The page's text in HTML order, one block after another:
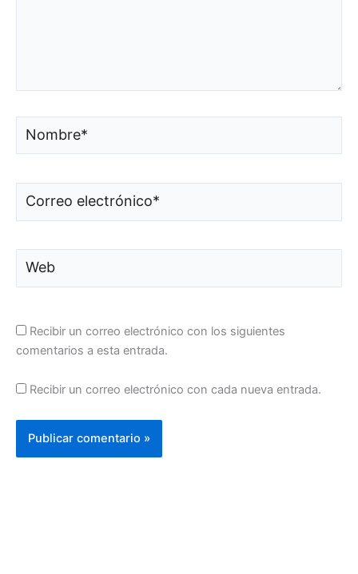
Correo
electrónico*
Recibir un correo electrónico con los siguientes
comentarios a esta entrada.
Recibir un correo electrónico con cada nueva entrada.